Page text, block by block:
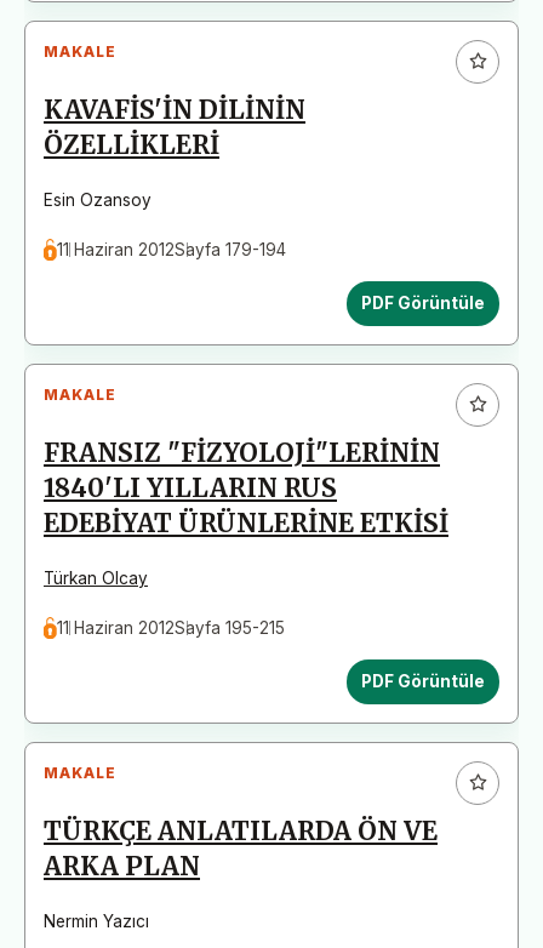
MAKALE
KAVAFİS'İN DİLİNİN
ÖZELLİKLERİ
Esin Ozansoy
11 Haziran 2012Sayfa 179-194
PDF Görüntüle
MAKALE
FRANSIZ "FİZYOLOJİ"LERİNİN
1840'LI YILLARIN RUS
EDEBİYAT ÜRÜNLERİNE ETKİSİ
Türkan Olcay
11 Haziran 2012Sayfa 195-215
PDF Görüntüle
MAKALE
TÜRKÇE ANLATILARDA ÖN VE
ARKA PLAN
Nermin Yazıcı